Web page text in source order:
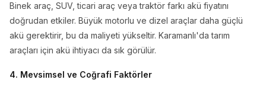
Binek araç, SUV, ticari araç veya traktör farkı akü fiyatını
doğrudan etkiler. Büyük motorlu ve dizel araçlar daha güçlü
akü gerektirir, bu da maliyeti yükseltir. Karamanlı'da tarım
araçları için akü ihtiyacı da sık görülür.
4. Mevsimsel ve Coğrafi Faktörler